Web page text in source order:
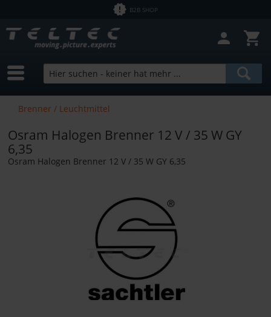
B2B SHOP
Brenner / Leuchtmittel
Osram Halogen Brenner 12 V / 35 W GY
6,35
Osram Halogen Brenner 12 V / 35 W GY 6,35